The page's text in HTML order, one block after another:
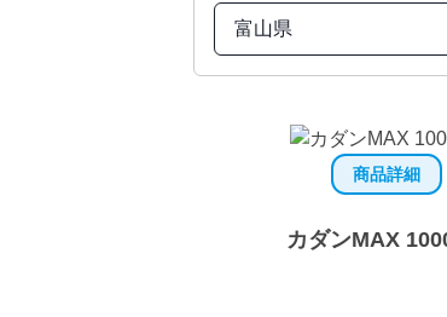
富山県
商品詳細
カダンMAX